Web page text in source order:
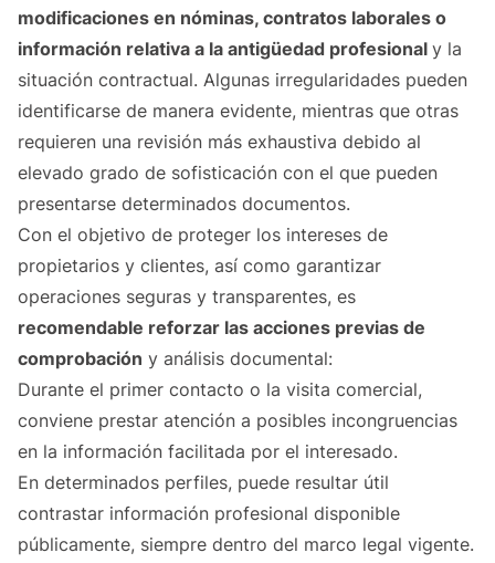
modificaciones en nóminas, contratos laborales o
información relativa a la antigüedad profesional y la
situación contractual. Algunas irregularidades pueden
identificarse de manera evidente, mientras que otras
requieren una revisión más exhaustiva debido al
elevado grado de sofisticación con el que pueden
presentarse determinados documentos.
Con el objetivo de proteger los intereses de
propietarios y clientes, así como garantizar
operaciones seguras y transparentes, es
recomendable reforzar las acciones previas de
comprobación y análisis documental:
Durante el primer contacto o la visita comercial,
conviene prestar atención a posibles incongruencias
en la información facilitada por el interesado.
En determinados perfiles, puede resultar útil
contrastar información profesional disponible
públicamente, siempre dentro del marco legal vigente.